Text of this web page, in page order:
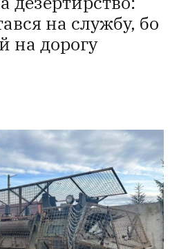
на службу, бо
на дорогу